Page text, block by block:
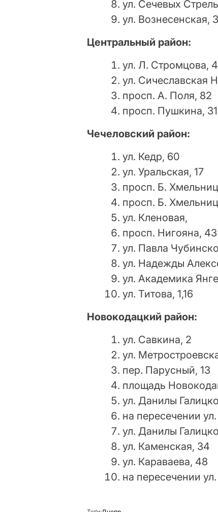
ул. Сечевых
ул. Вознесенская,
Центральный район:
ул. Л. Стромцова,
ул. Сичеславская
просп. А. Поля, 82
просп. Пушкина, 31
Чечеловский район:
ул. Кедр, 60
ул. Уральская, 17
просп. Б.
просп. Б.
ул. Кленовая,
просп. Нигояна, 43
ул. Павла
ул. Надежды
ул. Академика
ул. Титова, 1,16
Новокодацкий район:
ул. Савкина, 2
ул.
пер. Парусный, 13
площадь
ул. Данилы
на пересечении
ул. Данилы
ул. Каменская, 34
ул. Караваева, 48
на пересечении